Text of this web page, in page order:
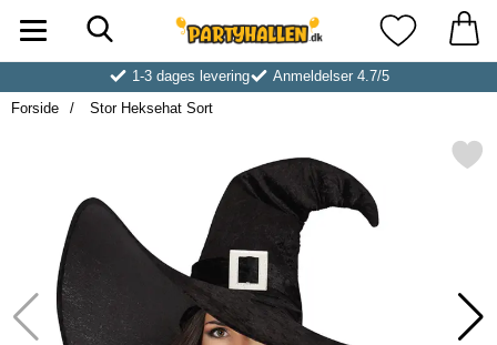
Startside for Partyhallen AB Mine
1-3 dages levering
Anmeldelser 4.7/5
Forside
Stor Heksehat Sort
Markér stor Heksehat